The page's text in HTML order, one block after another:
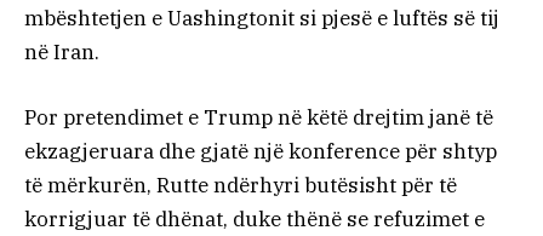
mbështetjen e Uashingtonit si pjesë e luftës së tij
në Iran.
Por pretendimet e Trump në këtë drejtim janë të
ekzagjeruara dhe gjatë një konference për shtyp
të mërkurën, Rutte ndërhyri butësisht për të
korrigjuar të dhënat, duke thënë se refuzimet e